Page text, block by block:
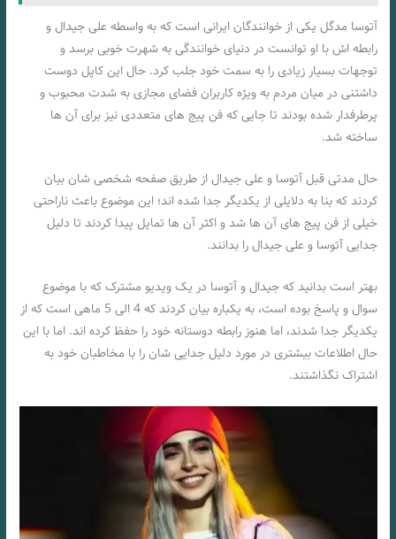
آتوسا مدگل یکی از خوانندگان ایرانی است که به واسطه علی جیدال و
رابطه‌ اش با او توانست در دنیای خوانندگی به شهرت خوبی برسد و
توجهات بسیار زیادی را به سمت خود جلب کرد. حال این کاپل دوست
داشتنی در میان مردم به ویژه کاربران فضای مجازی به شدت محبوب و
پرطرفدار شده بودند تا جایی که فن پیج‌ های متعددی نیز برای آن ها
ساخته شد.
حال مدتی قبل آتوسا و علی جیدال از طریق صفحه شخصی‌ شان بیان
کردند که بنا به دلایلی از یکدیگر جدا شده اند؛ این موضوع باعث ناراحتی
خیلی از فن پیج‌ های آن ها شد و اکثر آن ها تمایل پیدا کردند تا دلیل
جدایی آتوسا و علی جیدال را بدانند.
بهتر است بدانید که جیدال و آتوسا در یک ویدیو مشترک که با موضوع
سوال و پاسخ بوده است، به یکباره بیان کردند که 4 الی 5 ماهی است که از
یکدیگر جدا شدند، اما هنوز رابطه دوستانه خود را حفظ کرده اند. اما با این
حال اطلاعات بیشتری در مورد دلیل جدایی‌ شان را با مخاطبان خود به
اشتراک نگذاشتند.